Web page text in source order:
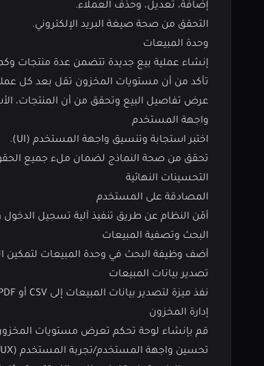
إضافة، تعديل، وحذف العملاء.
التحقق من صحة صيغة البريد الإلكتروني.
وحدة المبيعات
إنشاء عملية بيع جديدة تتضمن عدة منتجات
تأكد من أن مستويات المخزون تقل بعد كل
عرض تفاصيل البيع وتحقق من أن المنتجات،
واجهة المستخدم
اختبر استجابة وتنسيق واجهة المستخدم (UI).
تحقق من صحة النماذج لضمان ملء جميع
التحسينات النهائية
المصادقة على المستخدم
أمّن النظام عن طريق تنفيذ آلية تسجيل
البحث وتصفية المبيعات
أضف وظيفة البحث في وحدة المبيعات لتمكين
تصدير بيانات المبيعات
نفذ ميزة لتصدير بيانات المبيعات إلى CSV أو PDF لأغراض التقارير.
إدارة المخزون
قم بإنشاء لوحة تحكم تعرض مستويات
تحسين واجهة المستخدم/تجربة المستخدم (UI/UX)